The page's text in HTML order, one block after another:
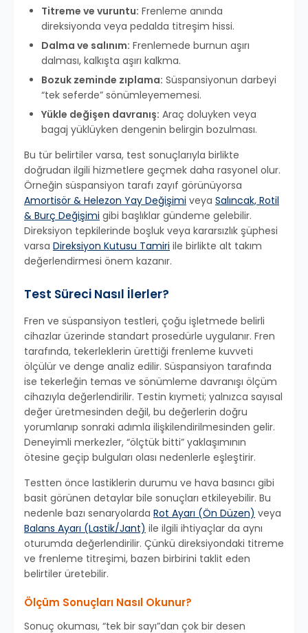
Titreme ve vuruntu: Frenleme anında
direksiyonda veya pedalda titreşim hissi.
Dalma ve salınım: Frenlemede burnun aşırı
dalması, kalkışta aşırı kalkma.
Bozuk zeminde zıplama: Süspansiyonun darbeyi
“tek seferde” sönümleyememesi.
Yükle değişen davranış: Araç doluyken veya
bagaj yüklüyken dengenin belirgin bozulması.
Bu tür belirtiler varsa, test sonuçlarıyla birlikte
doğrudan ilgili hizmetlere geçmek daha rasyonel olur.
Örneğin süspansiyon tarafı zayıf görünüyorsa
Amortisör & Helezon Yay Değişimi veya Salıncak, Rotil
& Burç Değişimi gibi başlıklar gündeme gelebilir.
Direksiyon tepkilerinde boşluk veya kararsızlık şüphesi
varsa Direksiyon Kutusu Tamiri ile birlikte alt takım
değerlendirmesi önem kazanır.
Test Süreci Nasıl İlerler?
Fren ve süspansiyon testleri, çoğu işletmede belirli
cihazlar üzerinde standart prosedürle uygulanır. Fren
tarafında, tekerleklerin ürettiği frenleme kuvveti
ölçülür ve denge analiz edilir. Süspansiyon tarafında
ise tekerleğin temas ve sönümleme davranışı ölçüm
cihazıyla değerlendirilir. Testin kıymeti; yalnızca sayısal
değer üretmesinden değil, bu değerlerin doğru
yorumlanıp sonraki adımla ilişkilendirilmesinden gelir.
Deneyimli merkezler, “ölçtük bitti” yaklaşımının
ötesine geçip bulguları olası nedenlerle eşleştirir.
Testten önce lastiklerin durumu ve hava basıncı gibi
basit görünen detaylar bile sonuçları etkileyebilir. Bu
nedenle bazı senaryolarda Rot Ayarı (Ön Düzen) veya
Balans Ayarı (Lastik/Jant) ile ilgili ihtiyaçlar da aynı
oturumda değerlendirilir. Çünkü direksiyondaki titreme
ve frenleme titreşimi, bazen birbirini taklit eden
belirtiler üretebilir.
Ölçüm Sonuçları Nasıl Okunur?
Sonuç okuması, “tek bir sayı”dan çok bir desen